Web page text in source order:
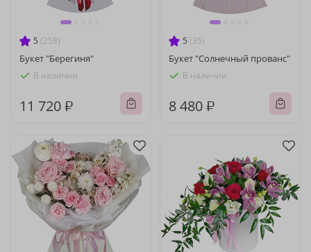
5 (258)
Букет "Берегиня"
В наличии
11 720 ₽
5 (35)
Букет "Солнечный прованс"
В наличии
8 480 ₽